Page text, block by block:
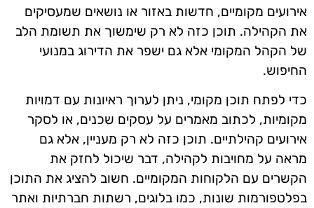
אירועים מקומיים, חדשות באזור או נושאים שמעסיקים
את הקהילה. תוכן כזה לא רק שימשוך את תשומת הלב
של הקהל המקומי אלא גם ישפר את הדירוג במנועי
החיפוש.
כדי לפתח תוכן מקומי, ניתן לערוך ראיונות עם דמויות
מקומיות, לכתוב מאמרים על עסקים שכנים, או לסקר
אירועים קהילתיים. תוכן כזה לא רק מעניין, אלא גם
מראה על מחויבות לקהילה, דבר שיכול לחזק את
הקשרים עם הלקוחות המקומיים. חשוב להציג את התוכן
בפלטפורמות שונות, כמו בלוגים, רשתות חברתיות ואתר